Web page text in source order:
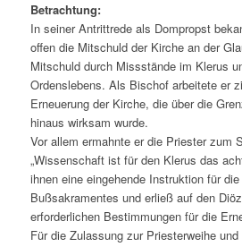
Betrachtung:
In seiner Antrittrede als Dompropst
offen die Mitschuld der Kirche an der
Mitschuld durch Missstände im Klerus
Ordenslebens. Als Bischof arbeitete er
Erneuerung der Kirche, die über die
hinaus wirksam wurde.
Vor allem ermahnte er die Priester zum
„Wissenschaft ist für den Klerus das
ihnen eine eingehende Instruktion für
Bußsakramentes und erließ auf den
erforderlichen Bestimmungen für die
Für die Zulassung zur Priesterweihe